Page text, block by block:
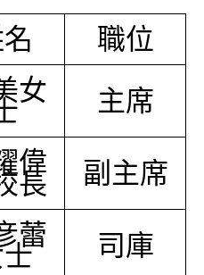
職位
女 主席
偉
長 副主席
蕾 司庫